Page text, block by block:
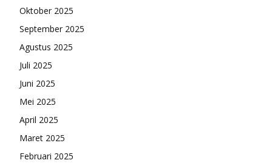
Oktober 2025
September 2025
Agustus 2025
Juli 2025
Juni 2025
Mei 2025
April 2025
Maret 2025
Februari 2025